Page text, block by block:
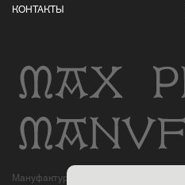
КОНТАКТЫ
Мануфактуры Макса Пройса